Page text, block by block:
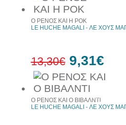
έκπτωση
web
Ο ΡΕΝΟΣ ΚΑΙ Η ΡΟΚ
LE HUCHE MAGALI - ΛΕ ΧΟΥΣ
13,30€ 9,31€
Ο ΡΕΝΟΣ ΚΑΙ Ο ΒΙΒΑΛΝΤΙ
LE HUCHE MAGALI - ΛΕ ΧΟΥΣ